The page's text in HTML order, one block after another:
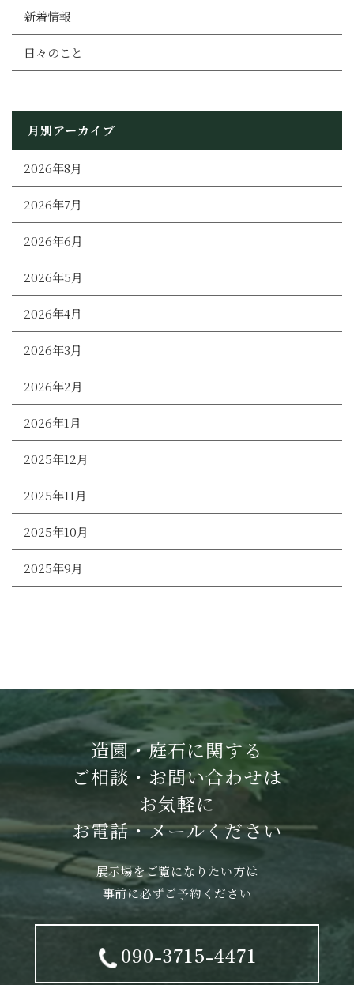
新着情報
日々のこと
月別アーカイブ
2026年8月
2026年7月
2026年6月
2026年5月
2026年4月
2026年3月
2026年2月
2026年1月
2025年12月
2025年11月
2025年10月
2025年9月
造園・庭石に関する
ご相談・お問い合わせは
お気軽に
お電話・メールください
展示場をご覧になりたい方は
事前に必ずご予約ください
090-3715-4471